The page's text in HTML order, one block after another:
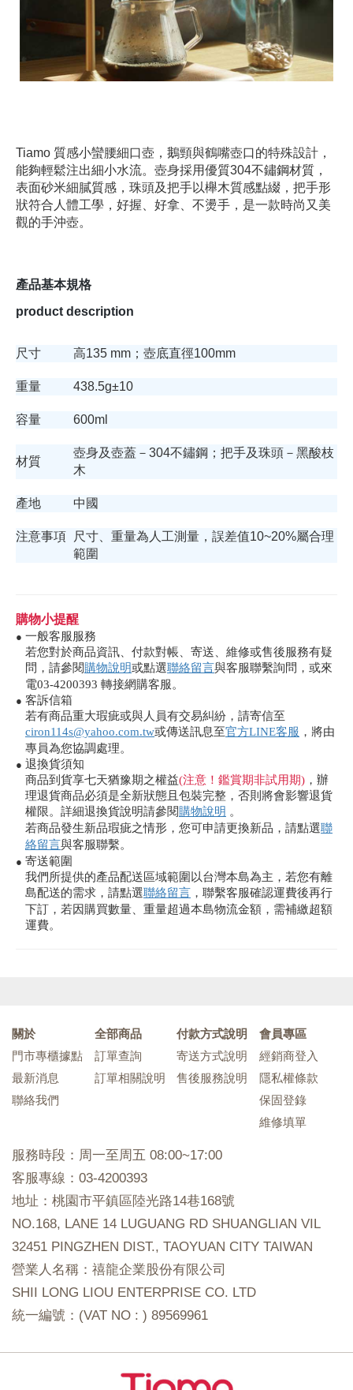
Tiamo 質感小蠻腰細口壺，鵝頸與鶴嘴壺口的特殊設計，
能夠輕鬆注出細小水流。壺身採用優質304不鏽鋼材質，
表面砂米細膩質感，珠頭及把手以櫸木質感點綴，把手形
狀符合人體工學，好握、好拿、不燙手，是一款時尚又美
觀的手沖壺。
產品基本規格
product description
尺寸 高135 mm；壺底直徑100mm
重量 438.5g±10
容量 600ml
材質
壺身及壺蓋－304不鏽鋼；把手及珠頭－黑酸枝
木
產地 中國
注意事項
尺寸、重量為人工測量，誤差值10~20%屬合理
範圍
購物小提醒
● 一般客服服務
若您對於商品資訊、付款對帳、寄送、維修或售後服務有疑
問，請參閱購物說明或點選聯絡留言與客服聯繫詢問，或來
電03-4200393 轉接網購客服。
● 客訴信箱
若有商品重大瑕疵或與人員有交易糾紛，請寄信至
ciron114s@yahoo.com.tw或傳送訊息至官方LINE客服 ，將由
專員為您協調處理。
● 退換貨須知
商品到貨享七天猶豫期之權益(注意！鑑賞期非試用期) ，辦
理退貨商品必須是全新狀態且包裝完整，否則將會影響退貨
權限。詳細退換貨說明請參閱購物說明 。
若商品發生新品瑕疵之情形，您可申請更換新品，請點選聯
絡留言與客服聯繫。
● 寄送範圍
我們所提供的產品配送區域範圍以台灣本島為主，若您有離
島配送的需求，請點選聯絡留言 ，聯繫客服確認運費後再行
下訂，若因購買數量、重量超過本島物流金額，需補繳超額
運費。
關於
門市專櫃據點
最新消息
聯絡我們
全部商品
訂單查詢
訂單相關說明
付款方式說明
寄送方式說明
售後服務說明
會員專區
經銷商登入
隱私權條款
保固登錄
維修填單
服務時段：周一至周五 08:00~17:00
客服專線：03-4200393
地址：桃園市平鎮區陸光路14巷168號
NO.168, LANE 14 LUGUANG RD SHUANGLIAN VIL
32451 PINGZHEN DIST., TAOYUAN CITY TAIWAN
營業人名稱：禧龍企業股份有限公司
SHII LONG LIOU ENTERPRISE CO. LTD
統一編號：(VAT NO : ) 89569961